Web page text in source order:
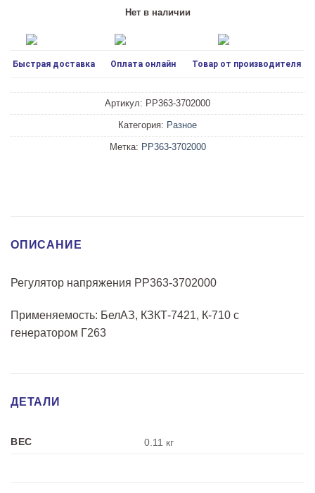
Нет в наличии
Быстрая доставка Оплата онлайн Товар от производителя
Артикул: РР363-3702000
Категория: Разное
Метка: РР363-3702000
ОПИСАНИЕ
Регулятор напряжения РР363-3702000
Применяемость: БелАЗ, КЗКТ-7421, К-710 с
генератором Г263
ДЕТАЛИ
ВЕС 0.11 кг